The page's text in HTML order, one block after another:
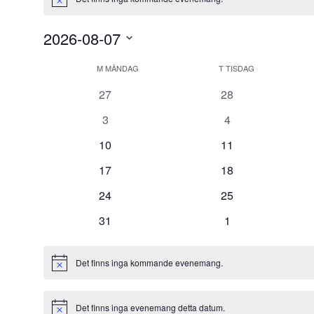
Notis
2026-08-07
Kalender
MMÅNDAG TTISDAG
0
27
0
28
0
3
0
4
0
10
0
11
0
17
0
18
0
24
0
25
0
31
0
1
Notis Det finns inga kommande evenemang.
Det finns inga evenemang detta datum.